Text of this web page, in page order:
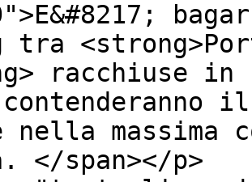
tra
racchiuse
nella massima
</span></p>